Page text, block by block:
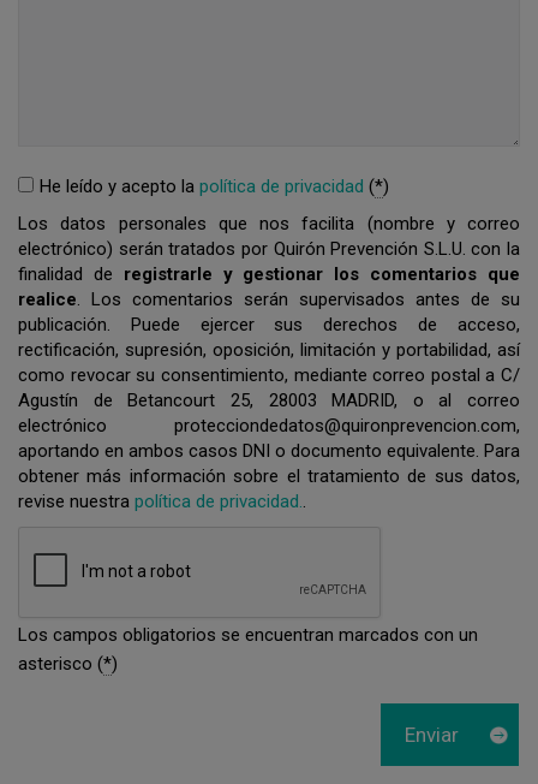
He leído y acepto la política de privacidad (*)
Los datos personales que nos facilita (nombre y correo
electrónico) serán tratados por Quirón Prevención S.L.U. con la
finalidad de registrarle y gestionar los comentarios que
realice. Los comentarios serán supervisados antes de su
publicación. Puede ejercer sus derechos de acceso,
rectificación, supresión, oposición, limitación y portabilidad, así
como revocar su consentimiento, mediante correo postal a C/
Agustín de Betancourt 25, 28003 MADRID, o al correo
electrónico protecciondedatos@quironprevencion.com,
aportando en ambos casos DNI o documento equivalente. Para
obtener más información sobre el tratamiento de sus datos,
revise nuestra política de privacidad..
Los campos obligatorios se encuentran marcados con un
asterisco (*)